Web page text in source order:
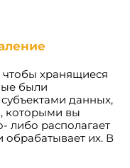
чтобы хранящиеся
были
данных,
которыми вы
либо располагает
их. В